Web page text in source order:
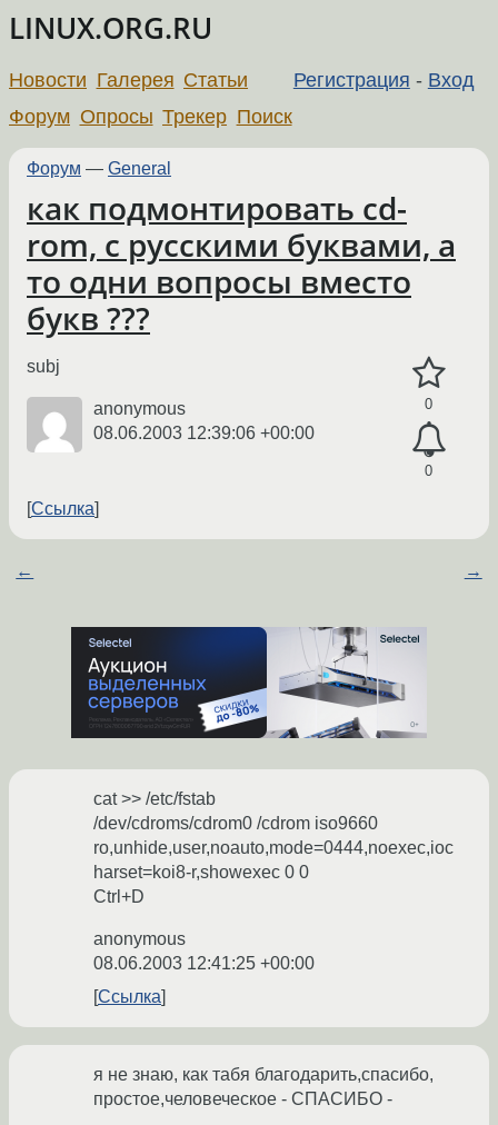
LINUX.ORG.RU
Регистрация - Вход
Новости Галерея Статьи
Форум Опросы Трекер Поиск
Форум — General
как подмонтировать cd-
rom, с русскими буквами, а
то одни вопросы вместо
букв ???
0
0
subj
anonymous
08.06.2003 12:39:06 +00:00
Ссылка
← →
cat >> /etc/fstab
/dev/cdroms/cdrom0 /cdrom iso9660
ro,unhide,user,noauto,mode=0444,noexec,ioc
harset=koi8-r,showexec 0 0
Ctrl+D
anonymous
08.06.2003 12:41:25 +00:00
Ссылка
я не знаю, как табя благодарить,спасибо,
простое,человеческое - СПАСИБО -